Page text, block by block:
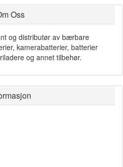
Oss
og distributør av bærbare
kamerabatterier, batterier
og annet tilbehør.